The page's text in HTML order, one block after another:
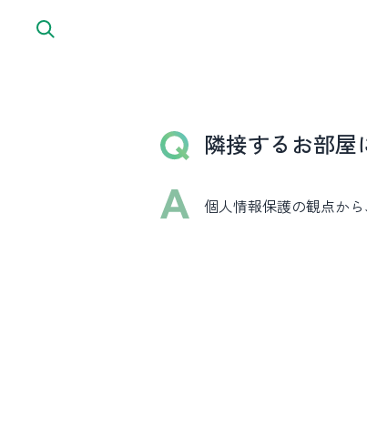
隣接するお部
個人情報保護の観点か